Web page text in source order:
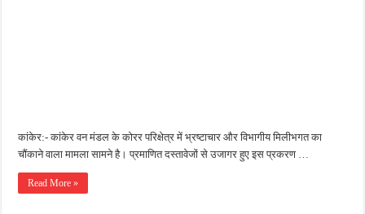
कांकेर:- कांकेर वन मंडल के कोरर परिक्षेत्र में भ्रष्टाचार और विभागीय मिलीभगत का
चौंकाने वाला मामला सामने है। प्रमाणित दस्तावेजों से उजागर हुए इस प्रकरण …
Read More »